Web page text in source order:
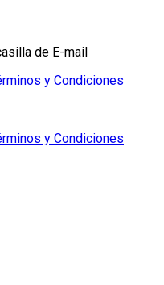
de E-mail
y Condiciones
y Condiciones